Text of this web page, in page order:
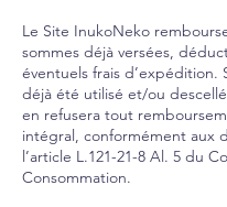
Le Site InukoNeko
sommes déjà versées,
éventuels frais d’expédition.
déjà été utilisé et/ou
en refusera tout
intégral, conformément aux
l’article L.121-21-8 Al. 5 du
Consommation.